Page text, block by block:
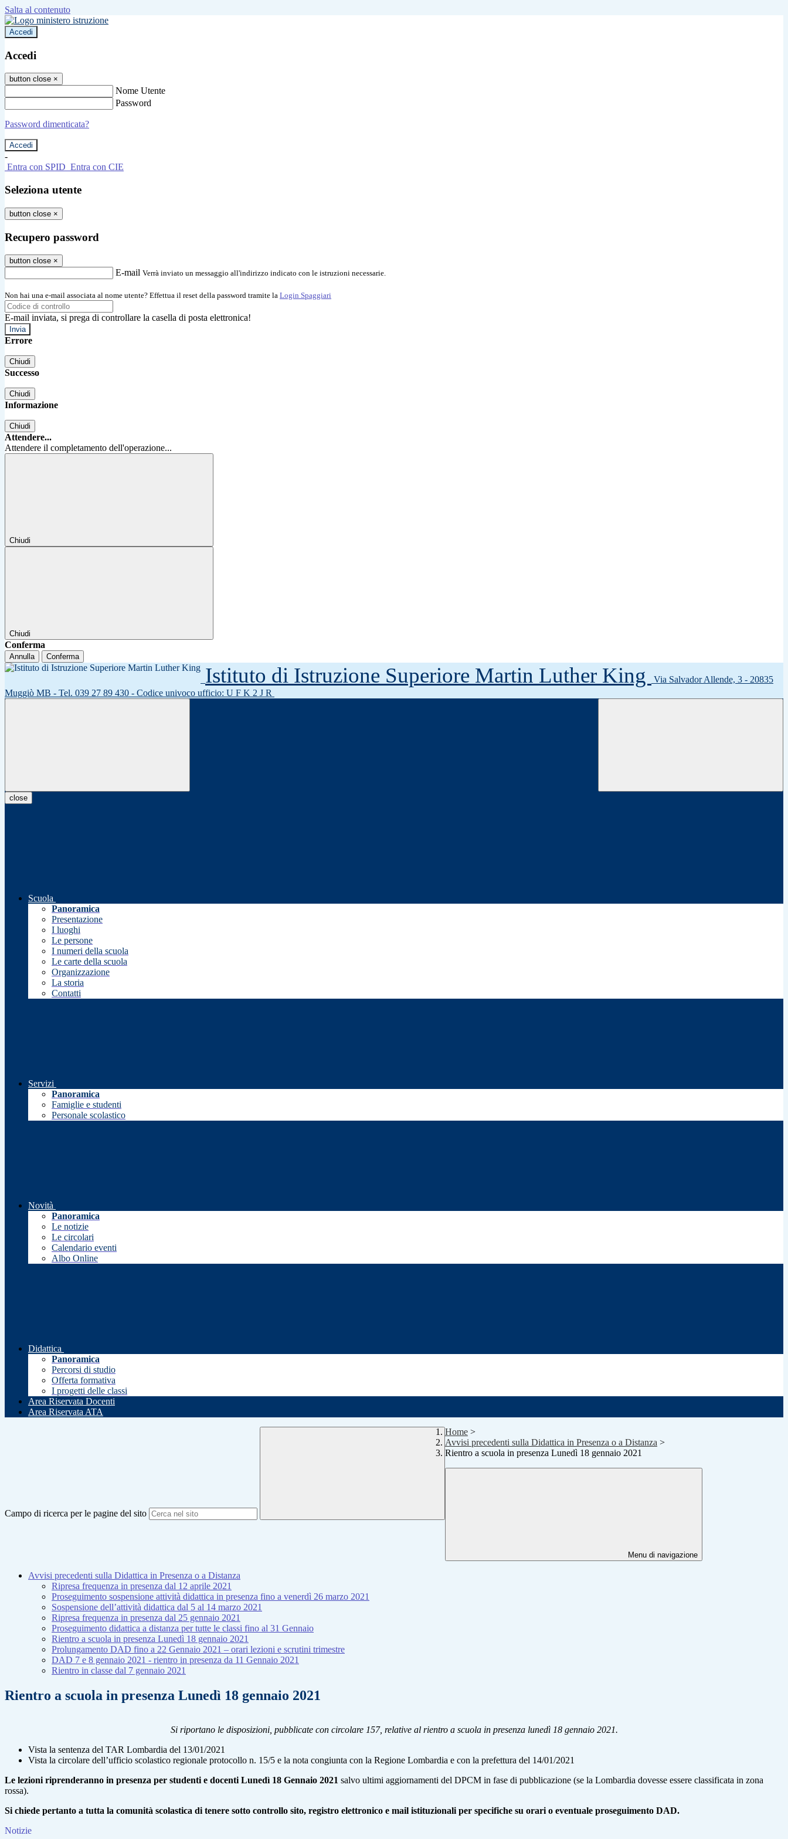
Salta al contenuto
Accedi
Accedi
button close ×
Nome Utente
Password
Password dimenticata?
-
Entra con SPID Entra con CIE
Seleziona utente
button close ×
Recupero password
button close ×
E-mail Verrà inviato un messaggio all'indirizzo indicato con le istruzioni necessarie.
Non hai una e-mail associata al nome utente? Effettua il reset della password tramite la Login Spaggiari
E-mail inviata, si prega di controllare la casella di posta elettronica!
Errore
Chiudi
Successo
Chiudi
Informazione
Chiudi
Attendere...
Attendere il completamento dell'operazione...
Chiudi
Chiudi
Conferma
Annulla Conferma
Istituto di Istruzione Superiore Martin Luther King
Via Salvador Allende, 3 - 20835
Muggiò MB - Tel. 039 27 89 430 - Codice univoco ufficio: U F K 2 J R
close
Scuola
Panoramica
Presentazione
I luoghi
Le persone
I numeri della scuola
Le carte della scuola
Organizzazione
La storia
Contatti
Servizi
Panoramica
Famiglie e studenti
Personale scolastico
Novità
Panoramica
Le notizie
Le circolari
Calendario eventi
Albo Online
Didattica
Panoramica
Percorsi di studio
Offerta formativa
I progetti delle classi
Area Riservata Docenti
Area Riservata ATA
Campo di ricerca per le pagine del sito
Home >
Avvisi precedenti sulla Didattica in Presenza o a Distanza >
Rientro a scuola in presenza Lunedì 18 gennaio 2021
Menu di navigazione
Avvisi precedenti sulla Didattica in Presenza o a Distanza
Ripresa frequenza in presenza dal 12 aprile 2021
Proseguimento sospensione attività didattica in presenza fino a venerdì 26 marzo 2021
Sospensione dell’attività didattica dal 5 al 14 marzo 2021
Ripresa frequenza in presenza dal 25 gennaio 2021
Proseguimento didattica a distanza per tutte le classi fino al 31 Gennaio
Rientro a scuola in presenza Lunedì 18 gennaio 2021
Prolungamento DAD fino a 22 Gennaio 2021 – orari lezioni e scrutini trimestre
DAD 7 e 8 gennaio 2021 - rientro in presenza da 11 Gennaio 2021
Rientro in classe dal 7 gennaio 2021
Rientro a scuola in presenza Lunedì 18 gennaio 2021
Si riportano le disposizioni, pubblicate con circolare 157, relative al rientro a scuola in presenza lunedì 18 gennaio 2021.
Vista la sentenza del TAR Lombardia del 13/01/2021
Vista la circolare dell’ufficio scolastico regionale protocollo n. 15/5 e la nota congiunta con la Regione Lombardia e con la prefettura del 14/01/2021
Le lezioni riprenderanno in presenza per studenti e docenti Lunedì 18 Gennaio 2021 salvo ultimi aggiornamenti del DPCM in fase di pubblicazione (se la Lombardia dovesse essere classificata in zona
rossa).
Si chiede pertanto a tutta la comunità scolastica di tenere sotto controllo sito, registro elettronico e mail istituzionali per specifiche su orari o eventuale proseguimento DAD.
Notizie